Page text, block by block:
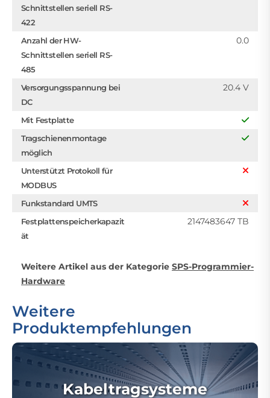
Schnittstellen seriell RS-
422
Anzahl der HW-
Schnittstellen seriell RS-
485
0.0
Versorgungsspannung bei
DC
20.4 V
Mit Festplatte
Tragschienenmontage
möglich
Unterstützt Protokoll für
MODBUS
Funkstandard UMTS
Festplattenspeicherkapazit
ät
2147483647 TB
Weitere Artikel aus der Kategorie SPS-Programmier-
Hardware
Weitere
Produktempfehlungen
Kabeltragsysteme